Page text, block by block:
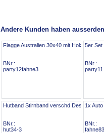
Andere Kunden haben
Flagge Australien 30x40 mit Holzstab
BNr.:
party12fahne3
5er Set
BNr.:
party11
Hutband Stirnband verschd Designs
BNr.:
hut34-3
1x
BNr.: